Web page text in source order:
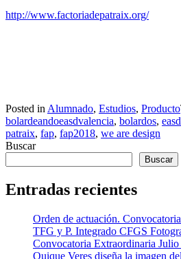
http://www.factoriadepatraix.org/
Posted in Alumnado, Estudios, Producto
bolardeandoeasdvalencia, bolardos,
patraix, fap, fap2018, we are design
Buscar
Buscar
Entradas recientes
Orden de actuación.
TFG y P. Integrado CFGS
Convocatoria Extraordinaria
Quique Veres diseña la imagen